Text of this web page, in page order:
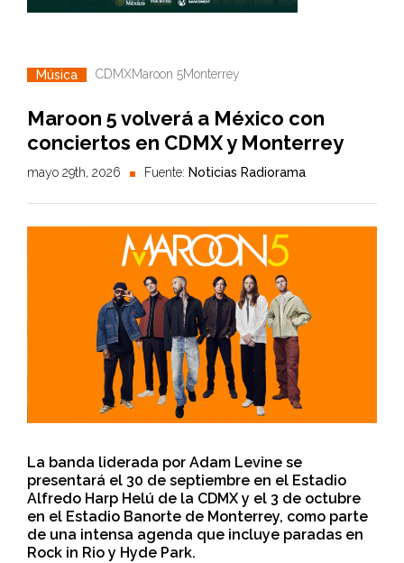
Música CDMXMaroon 5Monterrey
Maroon 5 volverá a México con
conciertos en CDMX y Monterrey
mayo 29th, 2026 Fuente: Noticias Radiorama
La banda liderada por Adam Levine se
presentará el 30 de septiembre en el Estadio
Alfredo Harp Helú de la CDMX y el 3 de octubre
en el Estadio Banorte de Monterrey, como parte
de una intensa agenda que incluye paradas en
Rock in Rio y Hyde Park.